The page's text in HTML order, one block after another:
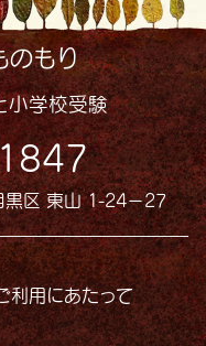
のもり
小学校受験
黒区 東山 1-24−27
利用にあたって